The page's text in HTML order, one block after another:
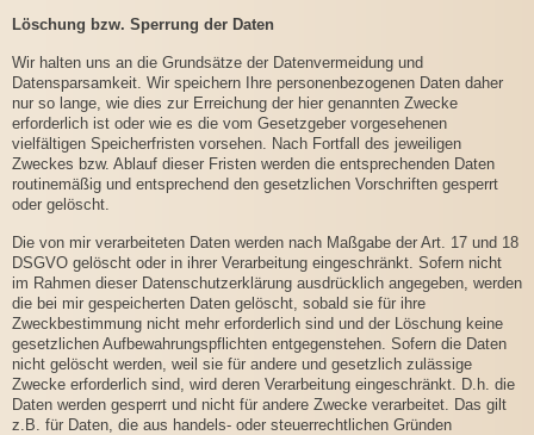
Löschung bzw. Sperrung der Daten
Wir halten uns an die Grundsätze der Datenvermeidung und
Datensparsamkeit. Wir speichern Ihre personenbezogenen Daten daher
nur so lange, wie dies zur Erreichung der hier genannten Zwecke
erforderlich ist oder wie es die vom Gesetzgeber vorgesehenen
vielfältigen Speicherfristen vorsehen. Nach Fortfall des jeweiligen
Zweckes bzw. Ablauf dieser Fristen werden die entsprechenden Daten
routinemäßig und entsprechend den gesetzlichen Vorschriften gesperrt
oder gelöscht.
Die von mir verarbeiteten Daten werden nach Maßgabe der Art. 17 und 18
DSGVO gelöscht oder in ihrer Verarbeitung eingeschränkt. Sofern nicht
im Rahmen dieser Datenschutzerklärung ausdrücklich angegeben, werden
die bei mir gespeicherten Daten gelöscht, sobald sie für ihre
Zweckbestimmung nicht mehr erforderlich sind und der Löschung keine
gesetzlichen Aufbewahrungspflichten entgegenstehen. Sofern die Daten
nicht gelöscht werden, weil sie für andere und gesetzlich zulässige
Zwecke erforderlich sind, wird deren Verarbeitung eingeschränkt. D.h. die
Daten werden gesperrt und nicht für andere Zwecke verarbeitet. Das gilt
z.B. für Daten, die aus handels- oder steuerrechtlichen Gründen